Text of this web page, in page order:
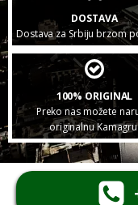
DOSTAVA
Dostava za Srbiju brzom
100% ORIGINAL
Preko nas možete
originalnu